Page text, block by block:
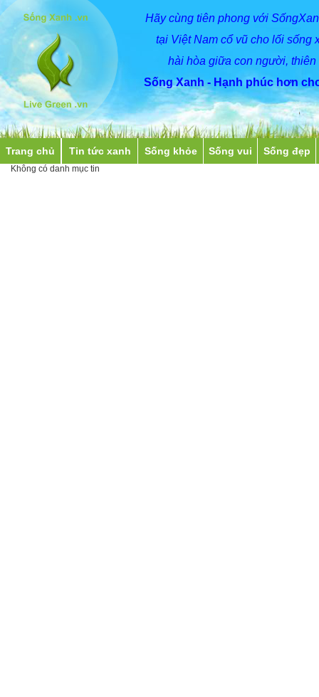
Hãycùng tiên phong với
tại Việt Nam cổ vũ cho lối sống
hài hòa giữa con người, thiên
Sống Xanh - Hạnh phúc hơn
Trang chủ Tin tức xanh Sống khỏe Sống vui Sống đẹp
Không có danh mục tin